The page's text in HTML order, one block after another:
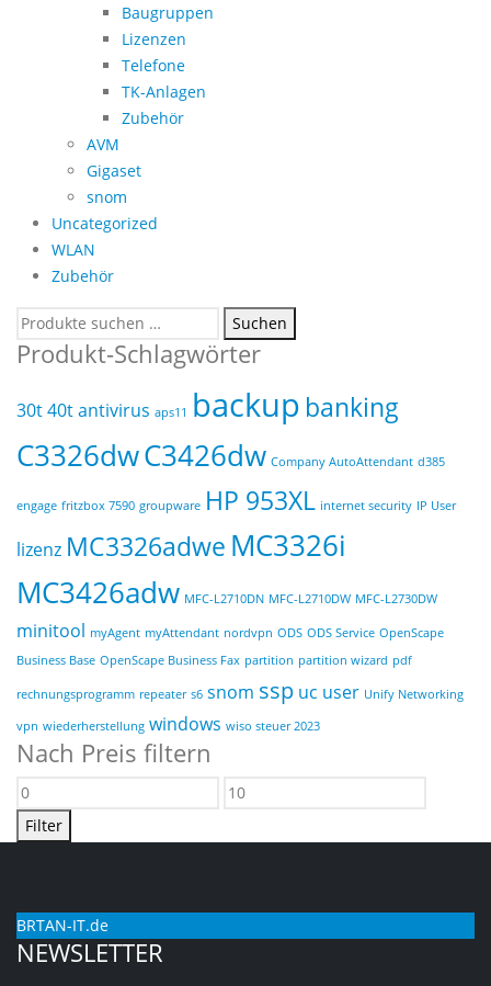
Baugruppen
Lizenzen
Telefone
TK-Anlagen
Zubehör
AVM
Gigaset
snom
Uncategorized
WLAN
Zubehör
Suchen
nach:
Suchen
Produkt-Schlagwörter
30t40tantivirus aps11 backup banking
C3326dwC3426dw Company AutoAttendant d385
engage fritzbox 7590 groupware HP 953XL internet security IP User
lizenz MC3326adwe MC3326i
MC3426adw MFC-L2710DN MFC-L2710DW MFC-L2730DW
minitool myAgent myAttendant nordvpn ODS ODS Service OpenScape
Business Base OpenScape Business Fax partition partition wizard pdf
rechnungsprogramm repeater s6 snom ssp uc user Unify Networking
vpn wiederherstellung windows wiso steuer 2023
Nach Preis filtern
Min.
Preis
Max.
Filter
BRTAN-IT.de
NEWSLETTER